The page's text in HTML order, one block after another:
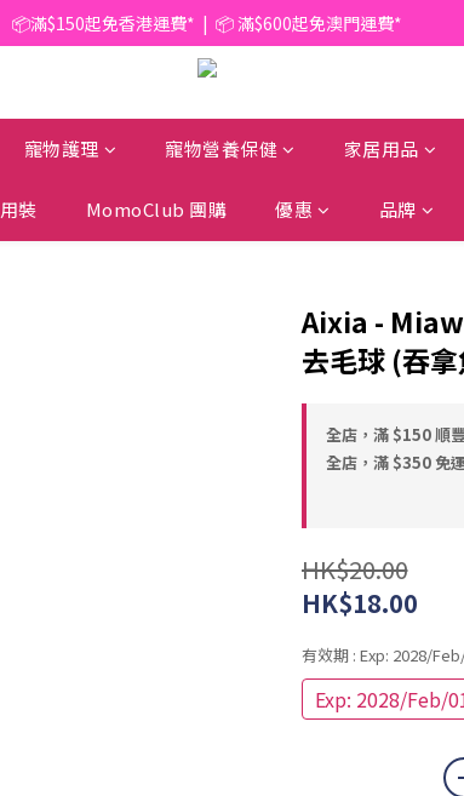
📦滿$150起免香港運費*  |  📦 滿$600起免澳門運費*
📦滿$150起免香港運費*  |  📦 滿$600起免澳門運費*
惠 | 任選* 6件 即減 $6 |  任選* 24件 即減 $30 🥫 (按此了解更多)
📦滿$150起免香港運費*  |  📦 滿$600起免澳門運費*
寵物護理 寵物營養保健 家居用品
裝 MomoClub 團購 優惠 品牌
Aixia -
去毛球 (吞
全店，滿 $150 順
全店，滿 $350 免
HK$20.00
HK$18.00
有效期 : Exp: 2028/
Exp: 2028/Feb/